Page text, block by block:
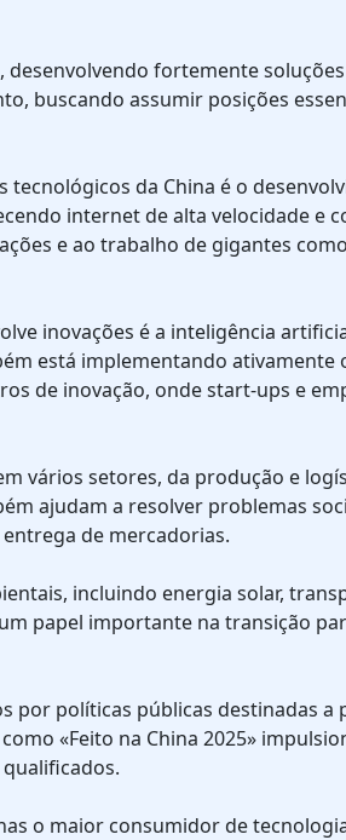
fortemente
buscando assumir posições
tecnológicos da China é o
internet de alta velocidade e
e ao trabalho de gigantes
inovações é a inteligência
está implementando
de inovação, onde start-ups e
vários setores, da produção e
ajudam a resolver problemas
de mercadorias.
incluindo energia solar,
papel importante na transição
por políticas públicas destinadas
«Feito na China 2025»
o maior consumidor de